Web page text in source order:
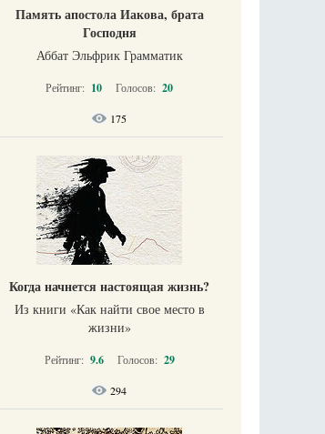
Память апостола Иакова, брата
Господня
Аббат Эльфрик Грамматик
Рейтинг: 10 Голосов: 20
175
Когда начнется настоящая жизнь?
Из книги «Как найти свое место в
жизни​»
Рейтинг: 9.6 Голосов: 29
294